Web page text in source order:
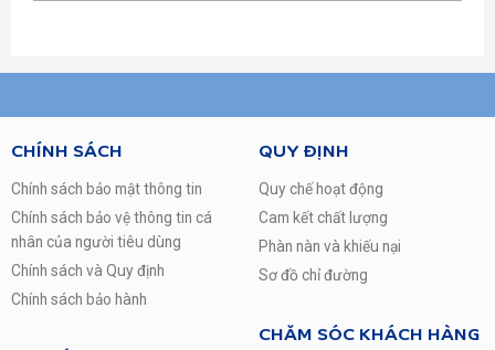
CHÍNH SÁCH
Chính sách bảo mật thông tin
Chính sách bảo vệ thông tin cá
nhân của người tiêu dùng
Chính sách và Quy định
Chính sách bảo hành
QUY ĐỊNH
Quy chế hoạt động
Cam kết chất lượng
Phàn nàn và khiếu nại
Sơ đồ chỉ đường
CHĂM SÓC KHÁCH HÀNG